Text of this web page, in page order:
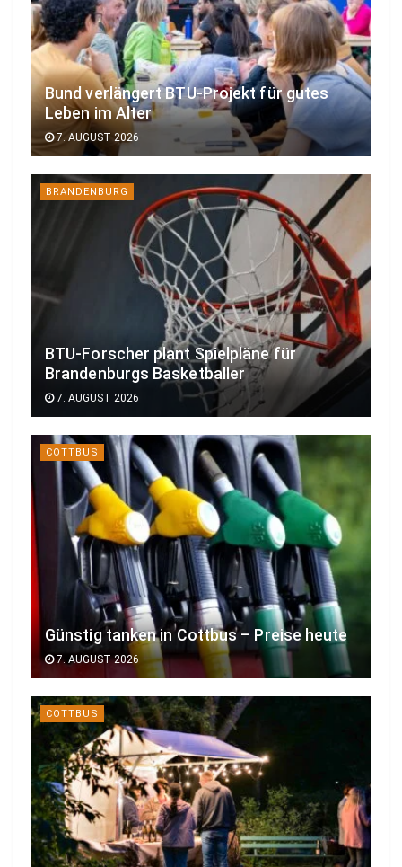
Bund verlängert BTU-Projekt für gutes
Leben im Alter
7. AUGUST 2026
BRANDENBURG
BTU-Forscher plant Spielpläne für
Brandenburgs Basketballer
7. AUGUST 2026
COTTBUS
Günstig tanken in Cottbus – Preise heute
7. AUGUST 2026
COTTBUS